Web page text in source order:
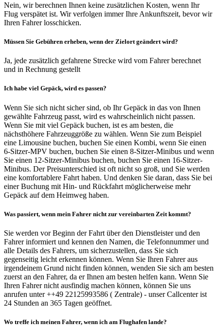
Nein, wir berechnen Ihnen keine zusätzlichen Kosten, wenn Ihr
Flug verspätet ist. Wir verfolgen immer Ihre Ankunftszeit, bevor wir
Ihren Fahrer losschicken.
Müssen Sie Gebühren erheben, wenn der Zielort geändert wird?
Ja, jede zusätzlich gefahrene Strecke wird vom Fahrer berechnet
und in Rechnung gestellt
Ich habe viel Gepäck, wird es passen?
Wenn Sie sich nicht sicher sind, ob Ihr Gepäck in das von Ihnen
gewählte Fahrzeug passt, wird es wahrscheinlich nicht passen.
Wenn Sie mit viel Gepäck buchen, ist es am besten, die
nächsthöhere Fahrzeuggröße zu wählen. Wenn Sie zum Beispiel
eine Limousine buchen, buchen Sie einen Kombi, wenn Sie einen
6-Sitzer-MPV buchen, buchen Sie einen 8-Sitzer-Minibus und wenn
Sie einen 12-Sitzer-Minibus buchen, buchen Sie einen 16-Sitzer-
Minibus. Der Preisunterschied ist oft nicht so groß, und Sie werden
eine komfortablere Fahrt haben. Und denken Sie daran, dass Sie bei
einer Buchung mit Hin- und Rückfahrt möglicherweise mehr
Gepäck auf dem Heimweg haben.
Was passiert, wenn mein Fahrer nicht zur vereinbarten Zeit kommt?
Sie werden vor Beginn der Fahrt über den Dienstleister und den
Fahrer informiert und kennen den Namen, die Telefonnummer und
alle Details des Fahrers, um sicherzustellen, dass Sie sich
gegenseitig leicht erkennen können. Wenn Sie Ihren Fahrer aus
irgendeinem Grund nicht finden können, wenden Sie sich am besten
zuerst an den Fahrer, da er Ihnen am besten helfen kann. Wenn Sie
Ihren Fahrer nicht ausfindig machen können, können Sie uns
anrufen unter ++49 22125993586 ( Zentrale) - unser Callcenter ist
24 Stunden an 365 Tagen geöffnet.
Wo treffe ich meinen Fahrer, wenn ich am Flughafen lande?